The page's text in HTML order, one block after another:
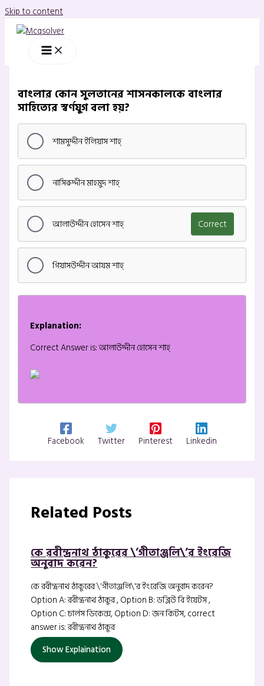
Skip to content
বাংলার কোন সুলতানের শাসনকালকে বাংলার
সাহিত্যের স্বর্ণযুগ বলা হয়?
শামসুদ্দীন ইলিয়াস শাহ্‌
নাসিরুদ্দীন মাহমুদ শাহ্‌
আলাউদ্দীন হোসেন শাহ্‌ Correct
গিয়াসউদ্দীন আযম শাহ্‌
Explanation:
Correct Answer is: আলাউদ্দীন হোসেন শাহ্‌
Facebook Twitter Pinterest Linkedin
Related Posts
কে রবীন্দ্রনাথ ঠাকুরের \’গীতাঞ্জলি\’র ইংরেজি
অনুবাদ করেন?
কে রবীন্দ্রনাথ ঠাকুরের \'গীতাঞ্জলি\'র ইংরেজি অনুবাদ করেন?
Option A: রবীন্দ্রনাথ ঠাকুর , Option B: ডব্লিউ বি ইয়েটস ,
Option C: চার্লস ডিকেন্স, Option D: জন কিটস, correct
answer is: রবীন্দ্রনাথ ঠাকুর
Show Explaination